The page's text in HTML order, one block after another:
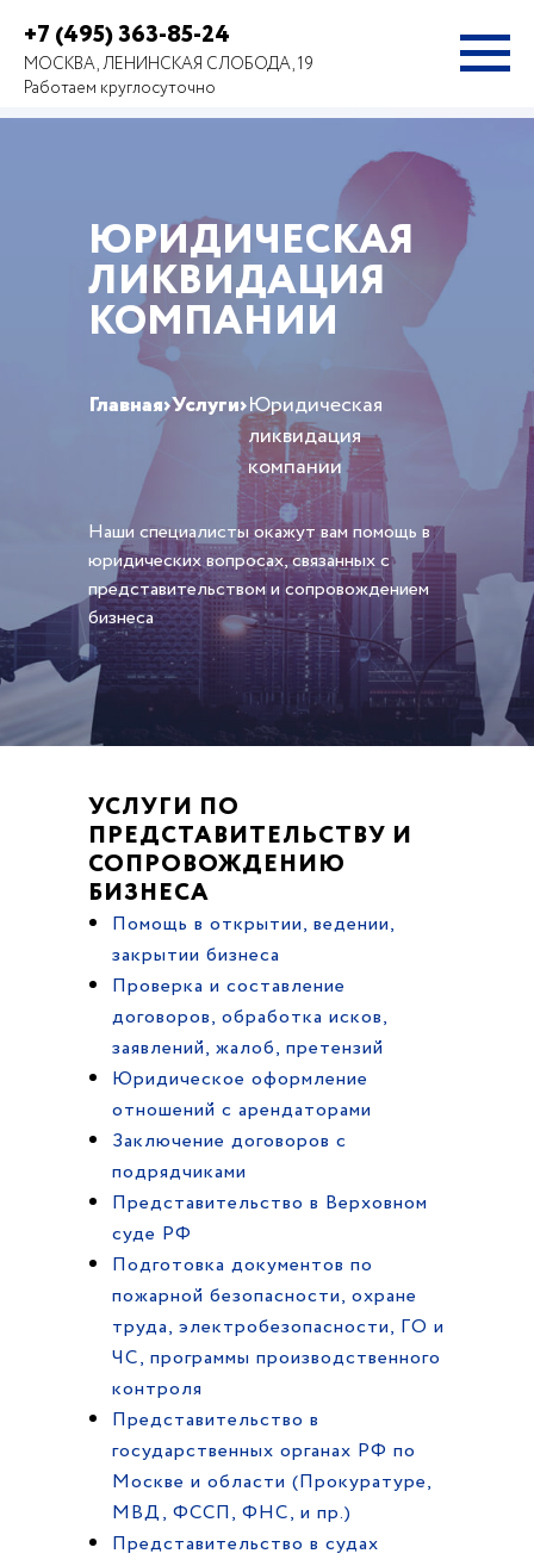
+7 (495) 363-85-24
МОСКВА, ЛЕНИНСКАЯ СЛОБОДА, 19
Работаем круглосуточно
ЮРИДИЧЕСКАЯ
ЛИКВИДАЦИЯ
КОМПАНИИ
Главная›Услуги›Юридическая
ликвидация
компании
Наши специалисты окажут вам помощь в
юридических вопросах, связанных с
представительством и сопровождением
бизнеса
УСЛУГИ ПО
ПРЕДСТАВИТЕЛЬСТВУ И
СОПРОВОЖДЕНИЮ
БИЗНЕСА
Помощь в открытии, ведении,
закрытии бизнеса
Проверка и составление
договоров, обработка исков,
заявлений, жалоб, претензий
Юридическое оформление
отношений с арендаторами
Заключение договоров с
подрядчиками
Представительство в Верховном
суде РФ
Подготовка документов по
пожарной безопасности, охране
труда, электробезопасности, ГО и
ЧС, программы производственного
контроля
Представительство в
государственных органах РФ по
Москве и области (Прокуратуре,
МВД, ФССП, ФНС, и пр.)
Представительство в судах